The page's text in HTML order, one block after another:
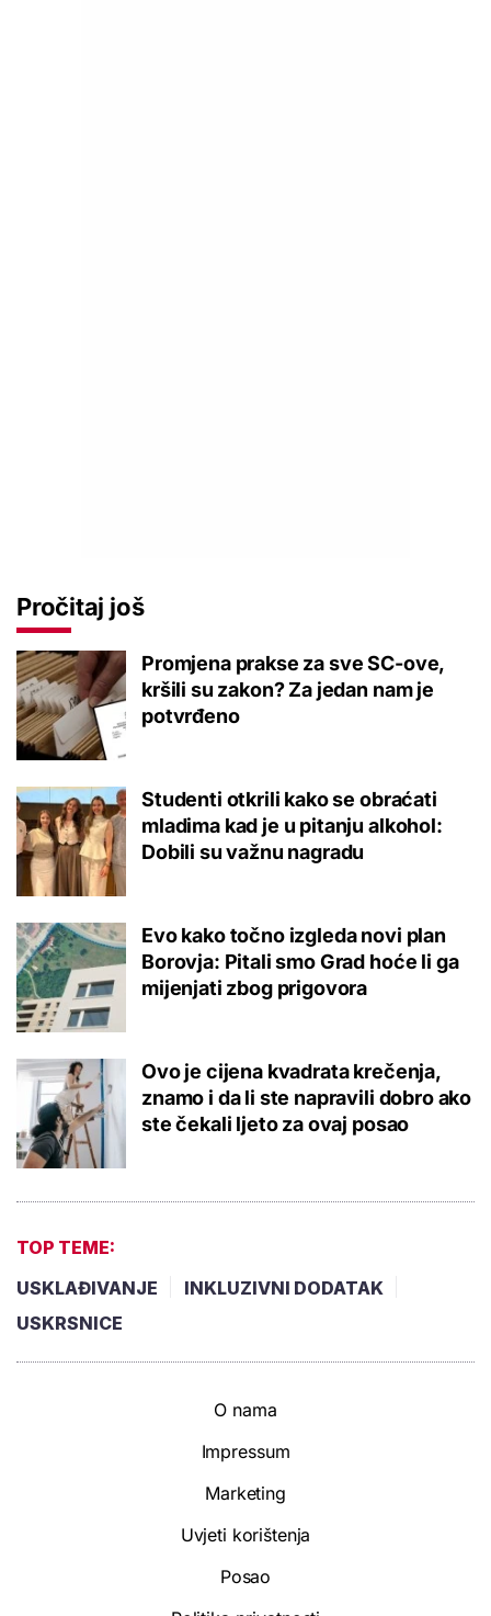
Pročitaj još
Promjena prakse za sve SC-ove,
kršili su zakon? Za jedan nam je
potvrđeno
Studenti otkrili kako se obraćati
mladima kad je u pitanju alkohol:
Dobili su važnu nagradu
Evo kako točno izgleda novi plan
Borovja: Pitali smo Grad hoće li ga
mijenjati zbog prigovora
Ovo je cijena kvadrata krečenja,
znamo i da li ste napravili dobro ako
ste čekali ljeto za ovaj posao
TOP TEME:
USKLAĐIVANJE
INKLUZIVNI DODATAK
USKRSNICE
O nama
Impressum
Marketing
Uvjeti korištenja
Posao